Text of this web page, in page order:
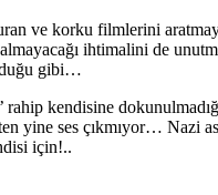
ve korku filmlerini
ihtimalini de
gibi…
kendisine
yine ses çıkmıyor… Nazi
için!..